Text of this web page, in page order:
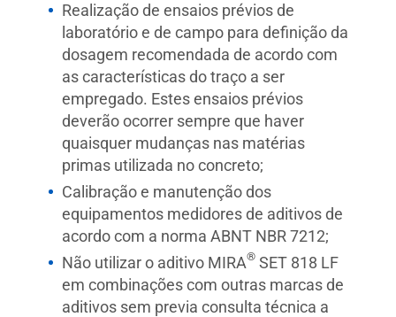
Realização de ensaios prévios de
laboratório e de campo para definição da
dosagem recomendada de acordo com
as características do traço a ser
empregado. Estes ensaios prévios
deverão ocorrer sempre que haver
quaisquer mudanças nas matérias
primas utilizada no concreto;
Calibração e manutenção dos
equipamentos medidores de aditivos de
acordo com a norma ABNT NBR 7212;
Não utilizar o aditivo MIRA® SET 818 LF
em combinações com outras marcas de
aditivos sem previa consulta técnica a